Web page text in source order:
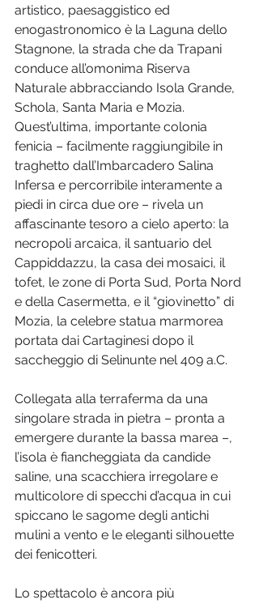
artistico, paesaggistico ed
enogastronomico è la Laguna dello
Stagnone, la strada che da Trapani
conduce all’omonima Riserva
Naturale abbracciando Isola Grande,
Schola, Santa Maria e Mozia.
Quest’ultima, importante colonia
fenicia – facilmente raggiungibile in
traghetto dall’Imbarcadero Salina
Infersa e percorribile interamente a
piedi in circa due ore – rivela un
affascinante tesoro a cielo aperto: la
necropoli arcaica, il santuario del
Cappiddazzu, la casa dei mosaici, il
tofet, le zone di Porta Sud, Porta Nord
e della Casermetta, e il “giovinetto” di
Mozia, la celebre statua marmorea
portata dai Cartaginesi dopo il
saccheggio di Selinunte nel 409 a.C.
Collegata alla terraferma da una
singolare strada in pietra – pronta a
emergere durante la bassa marea –,
l’isola è fiancheggiata da candide
saline, una scacchiera irregolare e
multicolore di specchi d’acqua in cui
spiccano le sagome degli antichi
mulini a vento e le eleganti silhouette
dei fenicotteri.
Lo spettacolo è ancora più